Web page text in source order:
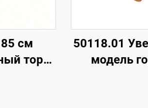
см
торс
50118.01
модель